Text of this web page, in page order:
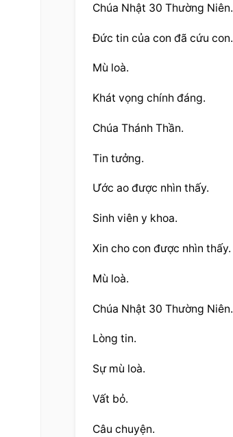
Chúa Nhật 30 Thường Niên.
Đức tin của con đã cứu con.
Mù loà.
Khát vọng chính đáng.
Chúa Thánh Thần.
Tin tưởng.
Ước ao được nhìn thấy.
Sinh viên y khoa.
Xin cho con được nhìn thấy.
Mù loà.
Chúa Nhật 30 Thường Niên.
Lòng tin.
Sự mù loà.
Vất bỏ.
Câu chuyện.